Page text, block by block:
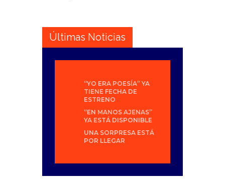
Últimas Noticias
“YO ERA POESÍA” YA
TIENE FECHA DE
ESTRENO
“EN MANOS AJENAS”
YA ESTÁ DISPONIBLE
UNA SORPRESA ESTÁ
POR LLEGAR